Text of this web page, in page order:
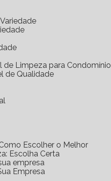
de Limpeza para Condomínio
de Qualidade
Escolher o Melhor
Escolha Certa
empresa
Empresa